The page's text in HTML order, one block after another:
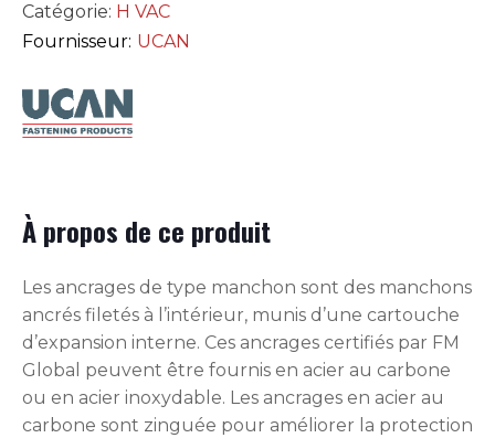
Catégorie: H VAC
Fournisseur: UCAN
À propos de ce produit
Les ancrages de type manchon sont des manchons
ancrés filetés à l’intérieur, munis d’une cartouche
d’expansion interne. Ces ancrages certifiés par FM
Global peuvent être fournis en acier au carbone
ou en acier inoxydable. Les ancrages en acier au
carbone sont zinguée pour améliorer la protection